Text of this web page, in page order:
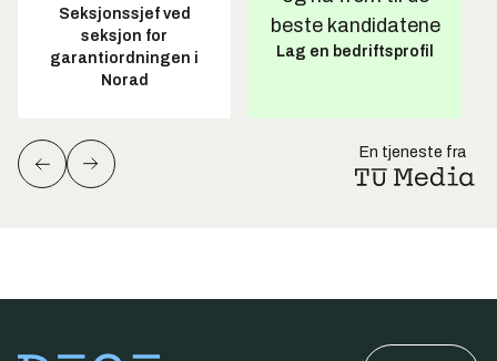
Seksjonssjef ved
seksjon for
garantiordningen i
Norad
beste kandidatene
Lag en bedriftsprofil
En tjeneste fra